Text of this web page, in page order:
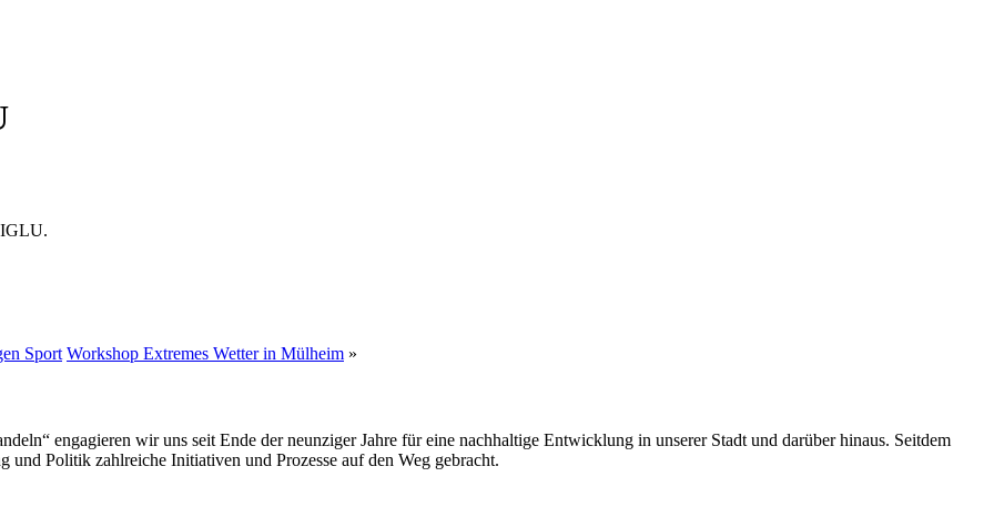
IGLU.
Sport Workshop Extremes Wetter in Mülheim »
engagieren wir uns seit Ende der neunziger Jahre für eine nachhaltige Entwicklung in unserer Stadt und darüber hinaus. Seitdem
Politik zahlreiche Initiativen und Prozesse auf den Weg gebracht.